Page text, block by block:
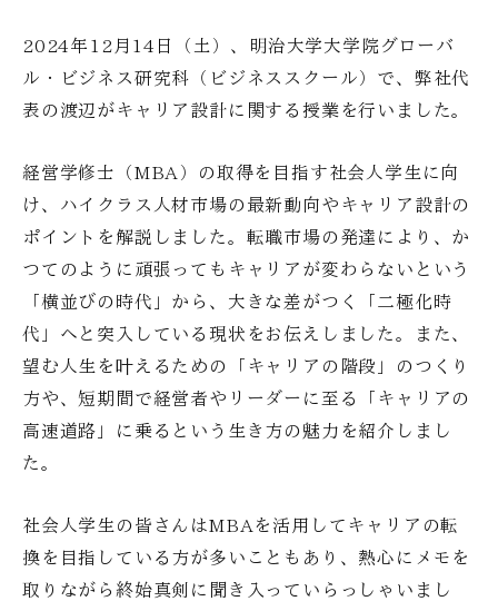
2024年12月14日（土）、明治大学大学院グローバ
ル・ビジネス研究科（ビジネススクール）で、弊社代
表の渡辺がキャリア設計に関する授業を行いました。
経営学修士（MBA）の取得を目指す社会人学生に向
け、ハイクラス人材市場の最新動向やキャリア設計の
ポイントを解説しました。転職市場の発達により、か
つてのように頑張ってもキャリアが変わらないという
「横並びの時代」から、大きな差がつく「二極化時
代」へと突入している現状をお伝えしました。また、
望む人生を叶えるための「キャリアの階段」のつくり
方や、短期間で経営者やリーダーに至る「キャリアの
高速道路」に乗るという生き方の魅力を紹介しまし
た。
社会人学生の皆さんはMBAを活用してキャリアの転
換を目指している方が多いこともあり、熱心にメモを
取りながら終始真剣に聞き入っていらっしゃいまし